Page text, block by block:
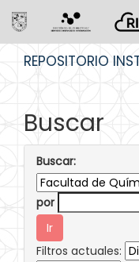
REPOSITORIO
Buscar
Buscar:
por
Filtros actuales: